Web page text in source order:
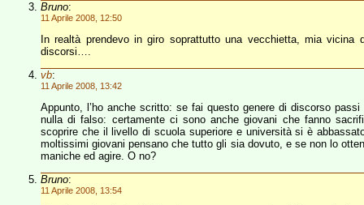
Bruno:
11 Aprile 2008, 12:50
In realtà prendevo in giro soprattutto una vecchietta, mia
discorsi….
vb:
11 Aprile 2008, 13:42
Appunto, l’ho anche scritto: se fai questo genere di discorso
nulla di falso: certamente ci sono anche giovani che fanno
scoprire che il livello di scuola superiore e università si è
moltissimi giovani pensano che tutto gli sia dovuto, e se non lo
maniche ed agire. O no?
Bruno:
11 Aprile 2008, 13:54